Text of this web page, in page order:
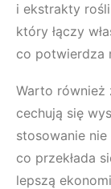
i ekstrakty
który łączy
co potwierdza
Warto również
cechują się
stosowanie
co przekłada
lepszą